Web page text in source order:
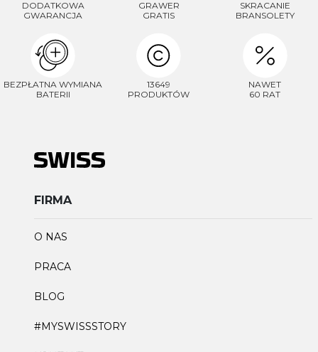
DODATKOWA
GWARANCJA
GRAWER
GRATIS
SKRACANIE
BRANSOLETY
BEZPŁATNA WYMIANA
BATERII
13649
PRODUKTÓW
NAWET
60 RAT
FIRMA
O NAS
PRACA
BLOG
#MYSWISSSTORY